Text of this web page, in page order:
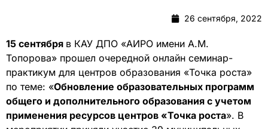
26 сентября, 2022
15 сентября в КАУ ДПО «АИРО имени А.М.
Топорова» прошел очередной онлайн семинар-
практикум для центров образования «Точка роста»
по теме: «Обновление образовательных программ
общего и дополнительного образования с учетом
применения ресурсов центров «Точка роста». В